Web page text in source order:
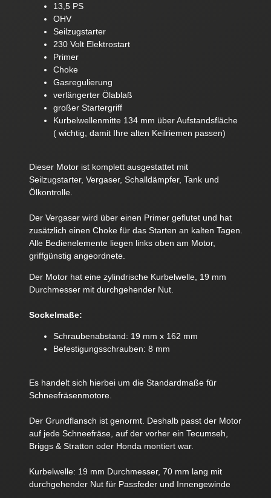
13,5 PS
OHV
Seilzugstarter
230 Volt Elektrostart
Primer
Choke
Gasregulierung
verlängerter Ölablaß
großer Startergriff
Kurbelwellenmitte 134 mm über Aufstandsfläche
( wichtig, damit Ihre alten Keilriemen passen)
Dieser Motor ist komplett ausgestattet mit
Seilzugstarter, Vergaser, Schalldämpfer, Tank und
Ölkontrolle.
Der Vergaser wird über einen Primer geflutet und hat
zusätzlich einen Choke für das Starten an kalten Tagen.
Alle Bedienelemente liegen links oben am Motor,
griffgünstig angeordnete.
Der Motor hat eine zylindrische Kurbelwelle, 19 mm
Durchmesser mit durchgehender Nut.
Sockelmaße:
Schraubenabstand: 19 mm x 162 mm
Befestigungsschrauben: 8 mm
Es handelt sich hierbei um die Standardmaße für
Schneefräsenmotore.
Der Grundflansch ist genormt. Deshalb passt der Motor
auf jede Schneefräse, auf der vorher ein Tecumseh,
Briggs & Stratton oder Honda montiert war.
Kurbelwelle: 19 mm Durchmesser, 70 mm lang mit
durchgehender Nut für Passfeder und Innengewinde